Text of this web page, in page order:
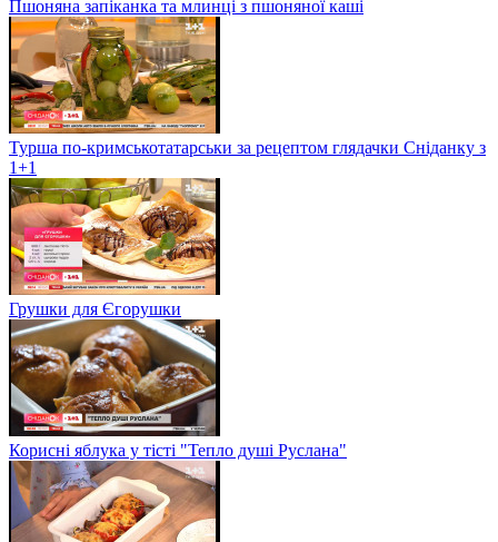
Пшоняна запіканка та млинці з пшоняної каші
Турша по-кримськотатарськи за рецептом глядачки Сніданку з
1+1
Грушки для Єгорушки
Корисні яблука у тісті "Тепло душі Руслана"